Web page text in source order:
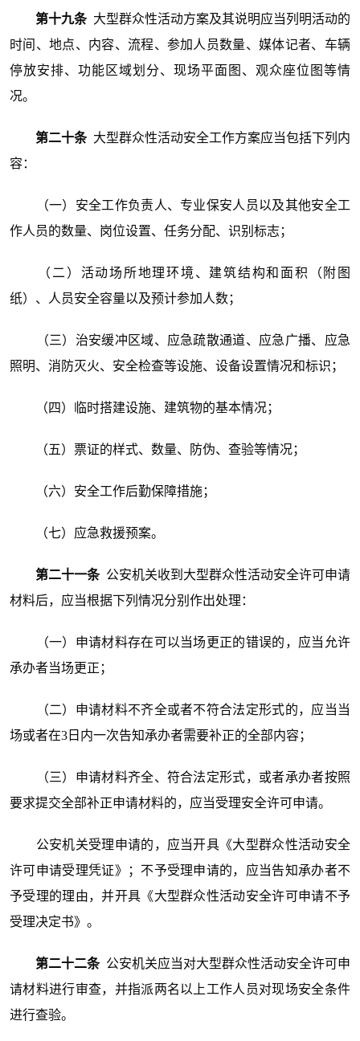
第十九条大型群众性活动方案及其说明应当列明活动的
时间、地点、内容、流程、参加人员数量、媒体记者、车辆
停放安排、功能区域划分、现场平面图、观众座位图等情
况。
第二十条 大型群众性活动安全工作方案应当包括下列内
容：
（一）安全工作负责人、专业保安人员以及其他安全工
作人员的数量、岗位设置、任务分配、识别标志；
（二）活动场所地理环境、建筑结构和面积（附图
纸）、人员安全容量以及预计参加人数；
（三）治安缓冲区域、应急疏散通道、应急广播、应急
照明、消防灭火、安全检查等设施、设备设置情况和标识；
（四）临时搭建设施、建筑物的基本情况；
（五）票证的样式、数量、防伪、查验等情况；
（六）安全工作后勤保障措施；
（七）应急救援预案。
第二十一条 公安机关收到大型群众性活动安全许可申请
材料后，应当根据下列情况分别作出处理：
（一）申请材料存在可以当场更正的错误的，应当允许
承办者当场更正；
（二）申请材料不齐全或者不符合法定形式的，应当当
场或者在3日内一次告知承办者需要补正的全部内容；
（三）申请材料齐全、符合法定形式，或者承办者按照
要求提交全部补正申请材料的，应当受理安全许可申请。
公安机关受理申请的，应当开具《大型群众性活动安全
许可申请受理凭证》；不予受理申请的，应当告知承办者不
予受理的理由，并开具《大型群众性活动安全许可申请不予
受理决定书》。
第二十二条 公安机关应当对大型群众性活动安全许可申
请材料进行审查，并指派两名以上工作人员对现场安全条件
进行查验。